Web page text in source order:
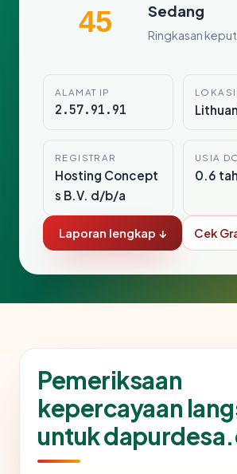
45 Sedang
Ringkasan
ALAMAT IP
2.57.91.91
LOKASI
REGISTRAR
Hosting Concept
s B.V. d/b/a
USIA
0.6
Laporan lengkap ↓ Cek
Pemeriksaan
kepercayaan
untuk